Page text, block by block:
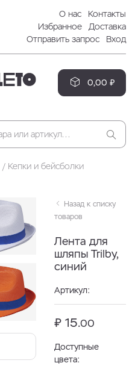
О нас
Контакты
Избранное
Доставка
Отправить запрос
Вход
0,00 ₽
Кепки и бейсболки
Назад к списку
товаров
Лента для
шляпы Trilby,
синий
Артикул:
₽ 15.00
Доступные
цвета: